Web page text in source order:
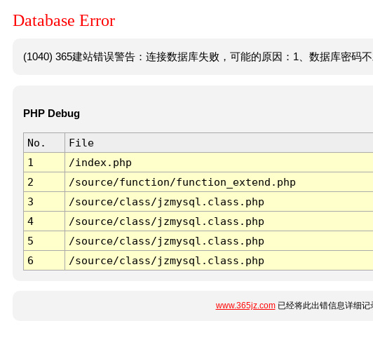
Database Error
(1040) 365建站错误警告：连接数据库失败，可能的原因：1、数据库密码不
PHP Debug
No. File
1
/index.php
2
/source/function/function_extend.php
3
/source/class/jzmysql.class.php
4
/source/class/jzmysql.class.php
5
/source/class/jzmysql.class.php
6
/source/class/jzmysql.class.php
www.365jz.com已经将此出错信息详细记